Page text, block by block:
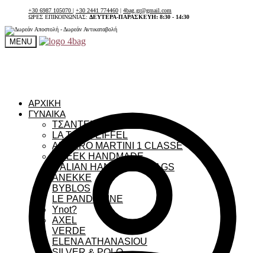
+30 6987 105070 | +30 2441 774460 | 4bag.gr@gmail.com
ΩΡΕΣ ΕΠΙΚΟΙΝΩΝΙΑΣ: ΔΕΥΤΕΡΑ-ΠΑΡΑΣΚΕΥΗ: 8:30 - 14:30
MENU
ΑΡΧΙΚΗ
ΓΥΝΑΙΚΑ
ΤΣΑΝΤΕΣ ΓΥΝΑΙΚΕΙΕΣ
LA TOUR EIFFEL
ALVIERO MARTINI 1 CLASSE
GREEK HANDMADE
ITALIAN HANDMADE BAGS
ANEKKE
BYBLOS
LE PANDORINE
Ynot?
AXEL
VERDE
ELENA ATHANASIOU